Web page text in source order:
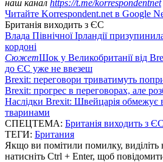
наш канал https://t.me/korrespondentnet
Читайте Korrespondent.net в Google
Британія виходить з ЄС
Влада Північної Ірландії
кордоні
СюжетШок у Великобританії від
до ЄС уже не ввезеш
Brexit: переговори триватимуть
Brexit: прогрес в переговорах, але
Наслідки Brexit: Швейцарія обмежує
тваринами
СПЕЦТЕМА: Британія виходить з ЄС
ТЕГИ: Британия
Якщо ви помітили помилку, виділіть
натисніть Ctrl + Enter, щоб